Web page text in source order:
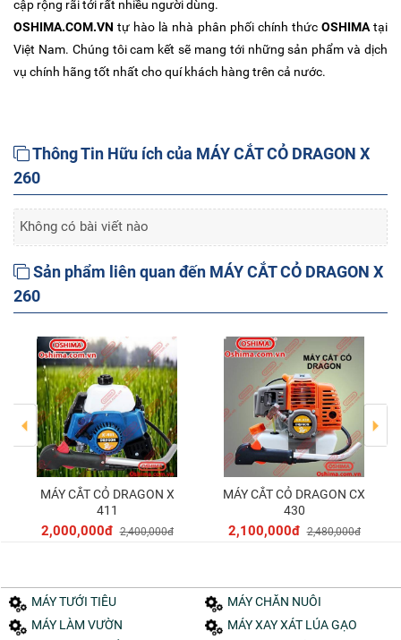
cập rộng rãi tới rất nhiều người dùng.
OSHIMA.COM.VN tự hào là nhà phân phối chính thức OSHIMAtại
Việt Nam. Chúng tôi cam kết sẽ mang tới những sản phẩm và dịch
vụ chính hãng tốt nhất cho quí khách hàng trên cả nước.
Thông Tin Hữu ích của MÁY CẮT CỎ DRAGON X
260
Không có bài viết nào
Sản phẩm liên quan đến MÁY CẮT CỎ DRAGON X
260
Thêm vào giỏ
MÁY CẮT CỎ DRAGON X
411
2,000,000đ 2,400,000đ
Thêm vào giỏ
MÁY CẮT CỎ DRAGON CX
430
2,100,000đ 2,480,000đ
MÁY TƯỚI TIÊU
MÁY CHĂN NUÔI
MÁY LÀM VƯỜN
MÁY XAY XÁT LÚA GẠO